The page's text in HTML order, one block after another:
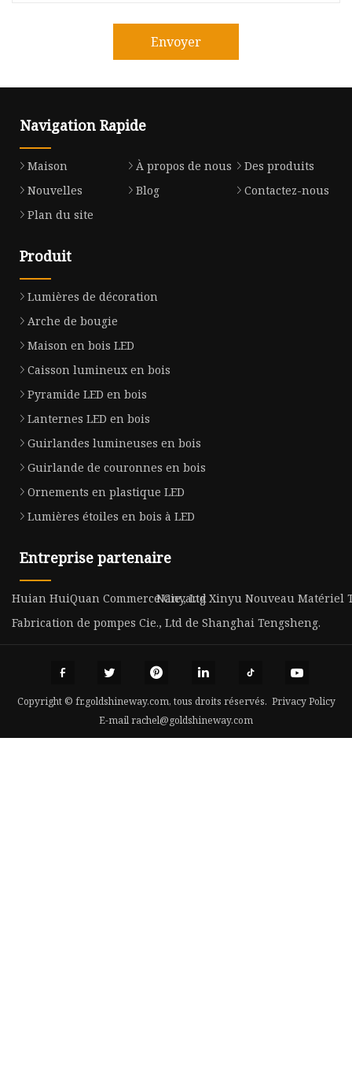
Envoyer
Navigation Rapide
Maison À propos de nous
Des produits
Nouvelles
Blog
Contactez-nous
Plan du site
Produit
Lumières de décoration
Arche de bougie
Maison en bois LED
Caisson lumineux en bois
Pyramide LED en bois
Lanternes LED en bois
Guirlandes lumineuses en bois
Guirlande de couronnes en bois
Ornements en plastique LED
Lumières étoiles en bois à LED
Entreprise partenaire
Huian HuiQuan Commerce Cie., LtdNanyang Xinyu Nouveau Matériel
Fabrication de pompes Cie., Ltd de Shanghai Tengsheng.
Copyright © fr.goldshineway.com, tous droits réservés. Privacy Policy
E-mailrachel@goldshineway.com